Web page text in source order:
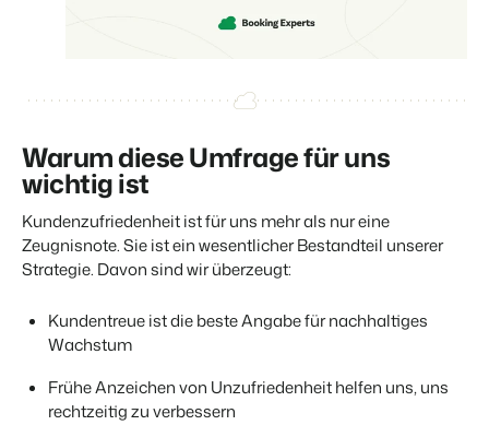
Warum diese Umfrage für uns
wichtig ist
Kundenzufriedenheit ist für uns mehr als nur eine
Zeugnisnote. Sie ist ein wesentlicher Bestandteil unserer
Strategie. Davon sind wir überzeugt:
Kundentreue ist die beste Angabe für nachhaltiges
Wachstum
Frühe Anzeichen von Unzufriedenheit helfen uns, uns
rechtzeitig zu verbessern